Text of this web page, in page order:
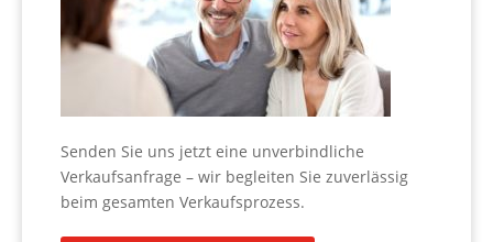
Senden Sie uns jetzt eine unverbindliche
Verkaufsanfrage – wir begleiten Sie zuverlässig
beim gesamten Verkaufsprozess.